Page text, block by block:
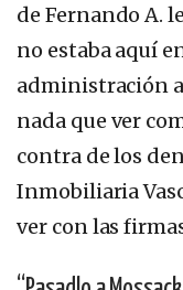
de Fernando A.
no estaba aquí
administración
nada que ver
contra de los
Inmobiliaria
ver con las